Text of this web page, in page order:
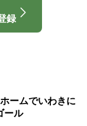
録
ームでいわきに
ール